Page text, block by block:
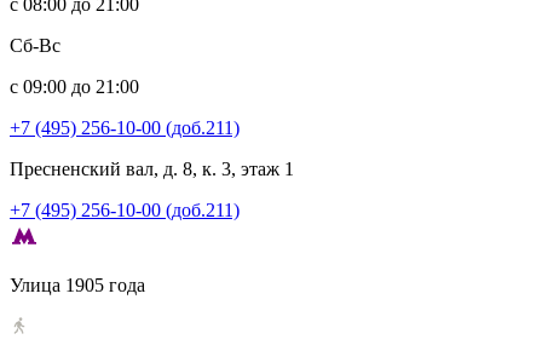
с 08:00 до 21:00
Сб-Вс
с 09:00 до 21:00
+7 (495) 256-10-00 (доб.211)
Пресненский вал, д. 8, к. 3, этаж 1
+7 (495) 256-10-00 (доб.211)
Улица 1905 года